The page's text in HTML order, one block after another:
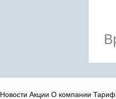
Новости Акции О компании